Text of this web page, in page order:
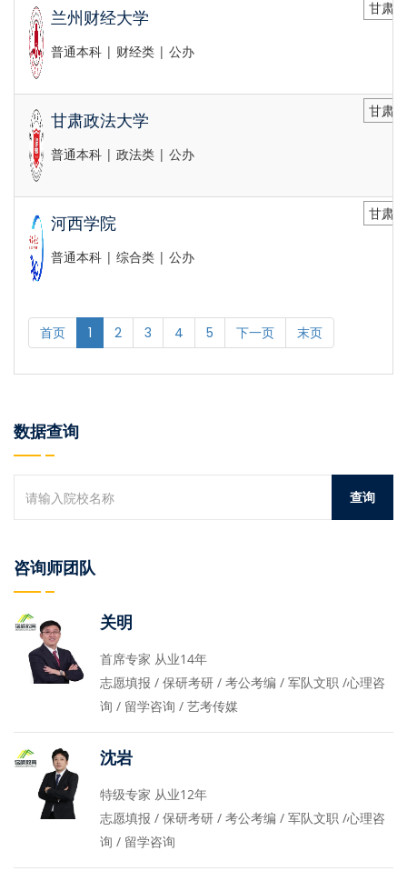
兰州财经大学
普通本科 | 财经类 | 公办
甘肃
甘肃政法大学
普通本科 | 政法类 | 公办
甘肃
河西学院
普通本科 | 综合类 | 公办
甘肃
首页 1 2 3 4 5 下一页 末页
数据查询
咨询师团队
关明
首席专家 从业14年
志愿填报 / 保研考研 / 考公考编 / 军队文职 /心理咨
询 / 留学咨询 / 艺考传媒
沈岩
特级专家 从业12年
志愿填报 / 保研考研 / 考公考编 / 军队文职 /心理咨
询 / 留学咨询